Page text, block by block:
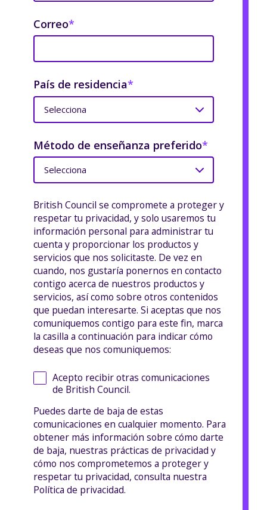
Correo*
País de residencia*
Método de enseñanza preferido*
British Council se compromete a proteger y
respetar tu privacidad, y solo usaremos tu
información personal para administrar tu
cuenta y proporcionar los productos y
servicios que nos solicitaste. De vez en
cuando, nos gustaría ponernos en contacto
contigo acerca de nuestros productos y
servicios, así como sobre otros contenidos
que puedan interesarte. Si aceptas que nos
comuniquemos contigo para este fin, marca
la casilla a continuación para indicar cómo
deseas que nos comuniquemos:
Acepto recibir otras comunicaciones
de British Council.
Puedes darte de baja de estas
comunicaciones en cualquier momento. Para
obtener más información sobre cómo darte
de baja, nuestras prácticas de privacidad y
cómo nos comprometemos a proteger y
respetar tu privacidad, consulta nuestra
Política de privacidad.